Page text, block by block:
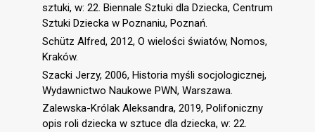
sztuki, w: 22. Biennale Sztuki dla Dziecka, Centrum
Sztuki Dziecka w Poznaniu, Poznań.
Schütz Alfred, 2012, O wielości światów, Nomos,
Kraków.
Szacki Jerzy, 2006, Historia myśli socjologicznej,
Wydawnictwo Naukowe PWN, Warszawa.
Zalewska-Królak Aleksandra, 2019, Polifoniczny
opis roli dziecka w sztuce dla dziecka, w: 22.